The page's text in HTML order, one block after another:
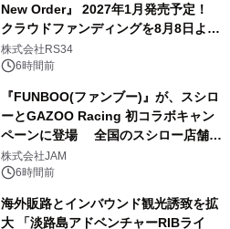
New Order』 2027年1月発売予定！
クラウドファンディングを8月8日より
開始
株式会社RS34
6時間前
『FUNBOO(ファンブー)』が、スシロ
ーとGAZOO Racing 初コラボキャン
ペーンに登場 全国のスシロー店舗で
GR 4車種の FUNBOO(ミニカー)付き
メニューが展開されます
株式会社JAM
6時間前
海外販路とインバウンド観光誘致を拡
大 「淡路島アドベンチャーRIBライ